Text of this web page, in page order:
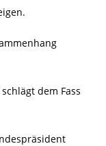
dem Fass